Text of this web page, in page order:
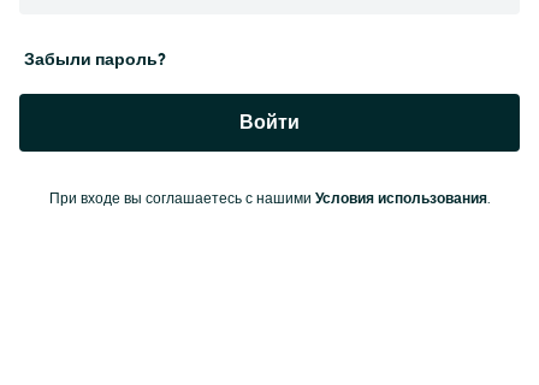
Забыли пароль?
Войти
При входе вы соглашаетесь с нашими Условия использования.